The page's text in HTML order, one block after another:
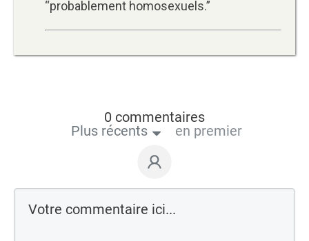
“probablement homosexuels.”
0 commentaires
Plus récents
en premier